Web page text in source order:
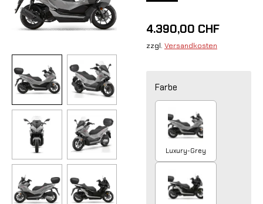
4.390,00 CHF
zzgl. Versandkosten
Farbe
Luxury-Grey